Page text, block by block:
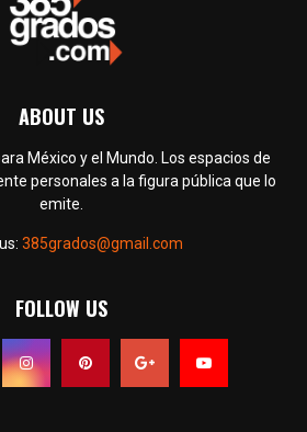
ABOUT US
México y el Mundo. Los espacios de
personales a la figura pública que lo
emite.
385grados@gmail.com
FOLLOW US